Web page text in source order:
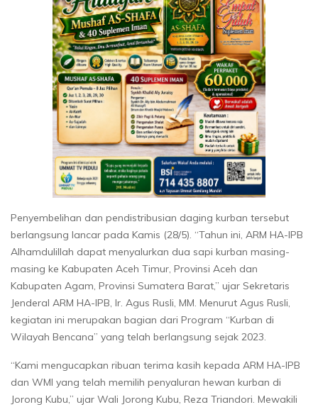
Penyembelihan dan pendistribusian daging kurban tersebut
berlangsung lancar pada Kamis (28/5). “Tahun ini, ARM HA-IPB
Alhamdulillah dapat menyalurkan dua sapi kurban masing-
masing ke Kabupaten Aceh Timur, Provinsi Aceh dan
Kabupaten Agam, Provinsi Sumatera Barat,” ujar Sekretaris
Jenderal ARM HA-IPB, Ir. Agus Rusli, MM. Menurut Agus Rusli,
kegiatan ini merupakan bagian dari Program “Kurban di
Wilayah Bencana” yang telah berlangsung sejak 2023.
“Kami mengucapkan ribuan terima kasih kepada ARM HA-IPB
dan WMI yang telah memilih penyaluran hewan kurban di
Jorong Kubu,” ujar Wali Jorong Kubu, Reza Triandori. Mewakili